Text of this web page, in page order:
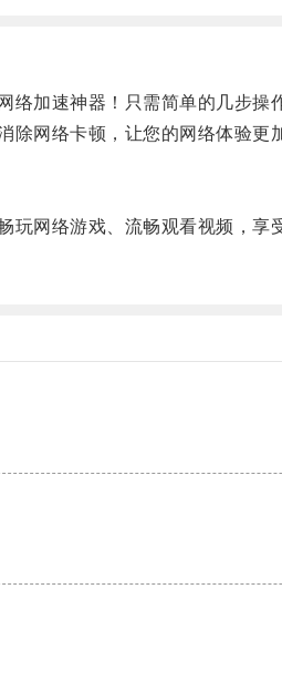
加速神器！只需简单的几步操
网络卡顿，让您的网络体验更
网络游戏、流畅观看视频，享